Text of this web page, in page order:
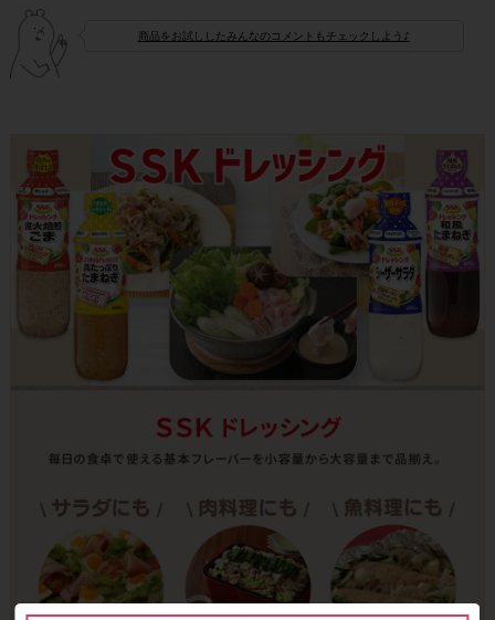
商品をお試ししたみんなのコメントもチェックしよう♪